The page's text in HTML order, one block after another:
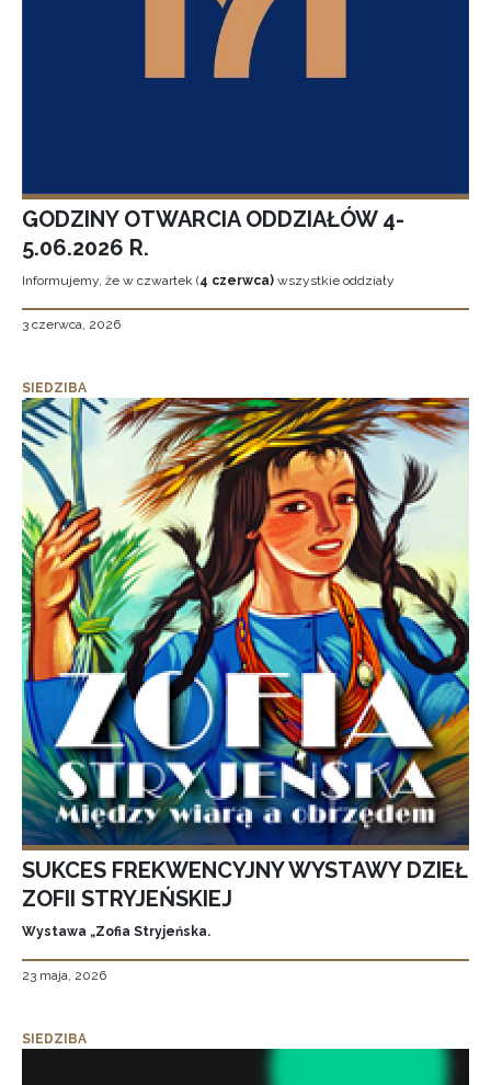
GODZINY OTWARCIA ODDZIAŁÓW 4-
5.06.2026 R.
Informujemy, że w czwartek (4 czerwca) wszystkie oddziały
3 czerwca, 2026
SIEDZIBA
SUKCES FREKWENCYJNY WYSTAWY DZIEŁ
ZOFII STRYJEŃSKIEJ
Wystawa „Zofia Stryjeńska.
23 maja, 2026
SIEDZIBA